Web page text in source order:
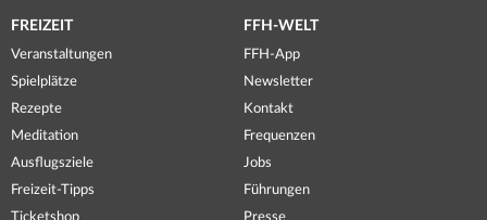
FREIZEIT
Veranstaltungen
Spielplätze
Rezepte
Meditation
Ausflugsziele
Freizeit-Tipps
Ticketshop
FFH-WELT
FFH-App
Newsletter
Kontakt
Frequenzen
Jobs
Führungen
Presse